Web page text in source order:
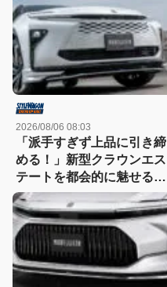
2026/08/06 08:03
「派手すぎず上品に引き締
める！」新型クラウンエス
テートを都会的に魅せる、
モデリスタのディーラーで
買える流麗スタイル